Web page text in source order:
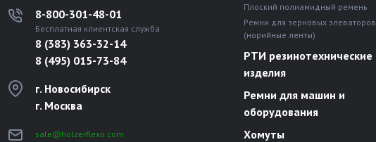
8-800-301-48-01
Бесплатная клиентская служба
8 (383) 363-32-14
8 (495) 015-73-84
г. Новосибирск
г. Москва
sale@holzerflexo.com
Плоский полиамидный ремень
Ремни для зерновых элеваторов
(норийные ленты)
РТИ резинотехнические
изделия
Ремни для машин и
оборудования
Хомуты